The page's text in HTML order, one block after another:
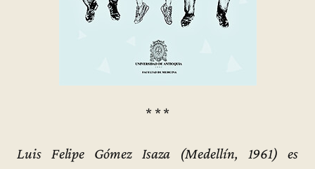
* * *
Luis Felipe Gómez Isaza (Medellín, 1961) es